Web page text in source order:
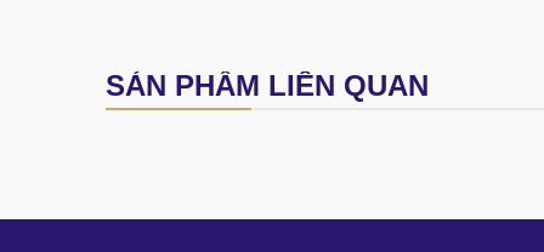
SẢN PHẨM LIÊN QUAN